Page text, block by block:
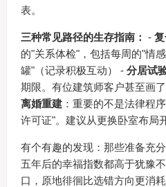
表。
三种常见路径的生存指南： -
的"关系体检"，包括每周的"情
罐"（记录积极互动） - 分居试
期限。有位建筑师客户甚至画
离婚重建：重要的不是法律程
许可证"。建议从更换卧室布局
有个有趣的发现：那些准备充
五年后的幸福指数都高于犹豫
口，原地徘徊比选错方向更消耗